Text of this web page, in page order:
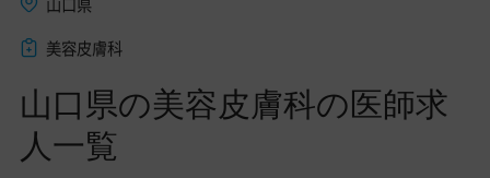
美容クリニック見学ご希望の方はこちら
サービス紹介
ドクターコネクトの強み
エージェント紹介
美容皮膚科
山口県の美容皮膚科の医師求
人一覧